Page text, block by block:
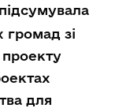
громад зі
проекту
для